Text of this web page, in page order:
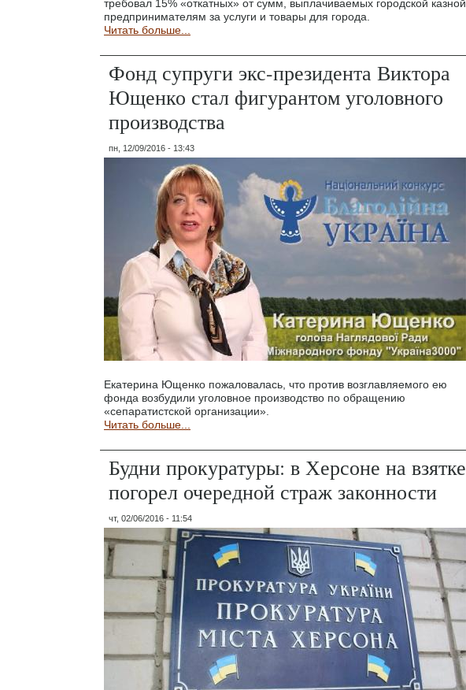
требовал 15% «откатных» от сумм, выплачиваемых городской казной
предпринимателям за услуги и товары для города.
Читать больше...
Фонд супруги экс-президента Виктора
Ющенко стал фигурантом уголовного
производства
пн, 12/09/2016 - 13:43
Екатерина Ющенко пожаловалась, что против возглавляемого ею
фонда возбудили уголовное производство по обращению
«сепаратистской организации».
Читать больше...
Будни прокуратуры: в Херсоне на взятке
погорел очередной страж законности
чт, 02/06/2016 - 11:54